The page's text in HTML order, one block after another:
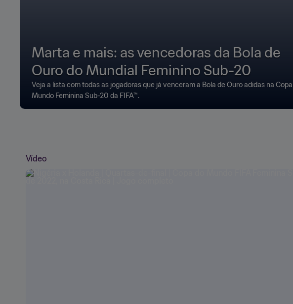
Marta e mais: as vencedoras da Bola de
Ouro do Mundial Feminino Sub-20
Veja a lista com todas as jogadoras que já venceram a Bola de Ouro adidas na
Mundo Feminina Sub-20 da FIFA™.
Vídeo